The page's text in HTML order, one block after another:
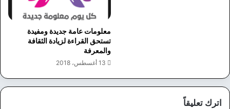
معلومات عامة جديدة ومفيدة
تستحق القراءة لزيادة الثقافة
والمعرفة
13 أغسطس، 2018
اترك تعليقاً